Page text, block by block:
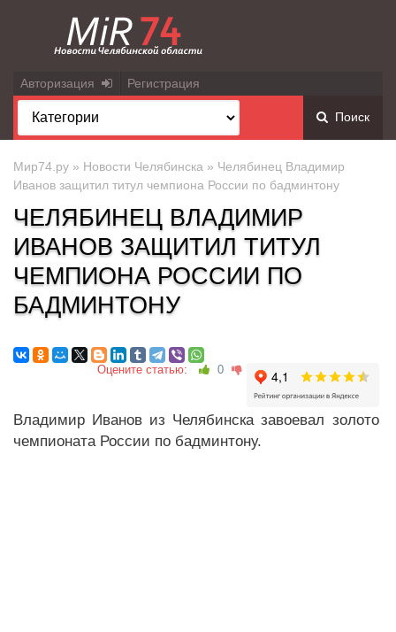
Авторизация Регистрация
Поиск
Мир74.ру » Новости Челябинска » Челябинец Владимир
Иванов защитил титул чемпиона России по бадминтону
ЧЕЛЯБИНЕЦ ВЛАДИМИР
ИВАНОВ ЗАЩИТИЛ ТИТУЛ
ЧЕМПИОНА РОССИИ ПО
БАДМИНТОНУ
Оцените статью: 0
Владимир Иванов из Челябинска завоевал золото
чемпионата России по бадминтону.